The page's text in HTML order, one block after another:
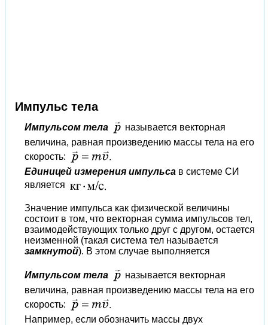
Импульс тела
Импульсом тела
называется векторная
величина, равная произведению массы тела на его
скорость:
Единицей измерения импульса в системе СИ
является
Значение импульса как физической величины
состоит в том, что векторная сумма импульсов тел,
взаимодействующих только друг с другом, остается
неизменной (такая система тел называется
замкнутой). В этом случае выполняется
Импульсом тела
называется векторная
величина, равная произведению массы тела на его
скорость:
Например, если обозначить массы двух